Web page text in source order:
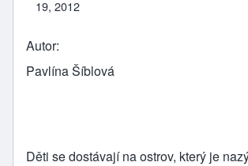
19, 2012
Autor
Pavlína Šíblová
Děti se dostávají na ostrov, který je